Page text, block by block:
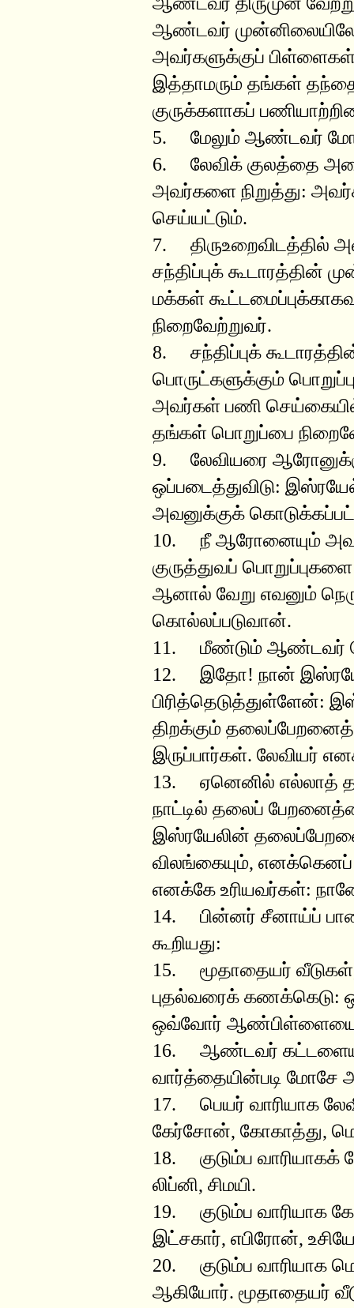
ஆண்டவர்
அவர்களுக்குப்
இத்தாமரும் தங்கள்
குருக்களாகப்
5. மேலும் ஆண்டவர்
6. லேவிக் குலத்தை
அவர்களை நிறுத்து:
செய்யட்டும்.
7. திருஉறைவிடத்தில்
சந்திப்புக் கூடாரத்தின்
மக்கள்
நிறைவேற்றுவர்.
8. சந்திப்புக்
பொருட்களுக்கும்
அவர்கள் பணி
தங்கள் பொறுப்பை
9. லேவியரை
ஒப்படைத்துவிடு:
அவனுக்குக்
10. நீ ஆரோனையும்
குருத்துவப்
ஆனால் வேறு எவனும்
கொல்லப்படுவான்.
11. மீண்டும் ஆண்டவர்
12. இதோ! நான் இஸ்ரயேல்
பிரித்தெடுத்துள்ளேன்:
திறக்கும்
இருப்பார்கள். லேவியர்
13. ஏனெனில் எல்லாத்
நாட்டில் தலைப்
இஸ்ரயேலின்
விலங்கையும், எனக்கெனப்
எனக்கே உரியவர்கள்:
14. பின்னர் சீனாய்ப்
கூறியது:
15. மூதாதையர் வீடுகள்,
புதல்வரைக் கணக்கெடு:
ஒவ்வோர்
16. ஆண்டவர்
வார்த்தையின்படி
17. பெயர் வாரியாக
கேர்சோன், கோகாத்து,
18. குடும்ப
லிப்னி, சிமயி.
19. குடும்ப வாரியாக
இட்சகார், எபிரோன்,
20. குடும்ப வாரியாக
ஆகியோர். மூதாதையர்